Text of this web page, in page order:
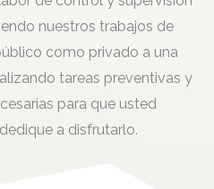
nuestros trabajos de
como privado a una
tareas preventivas y
para que usted
a disfrutarlo.